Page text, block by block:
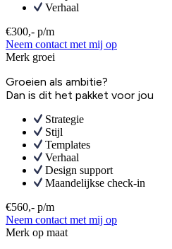
Verhaal
€300,- p/m
Neem contact met mij op
Merk groei
Groeien als ambitie?
Dan is dit het pakket voor jou
Strategie
Stijl
Templates
Verhaal
Design support
Maandelijkse check-in
€560,- p/m
Neem contact met mij op
Merk op maat